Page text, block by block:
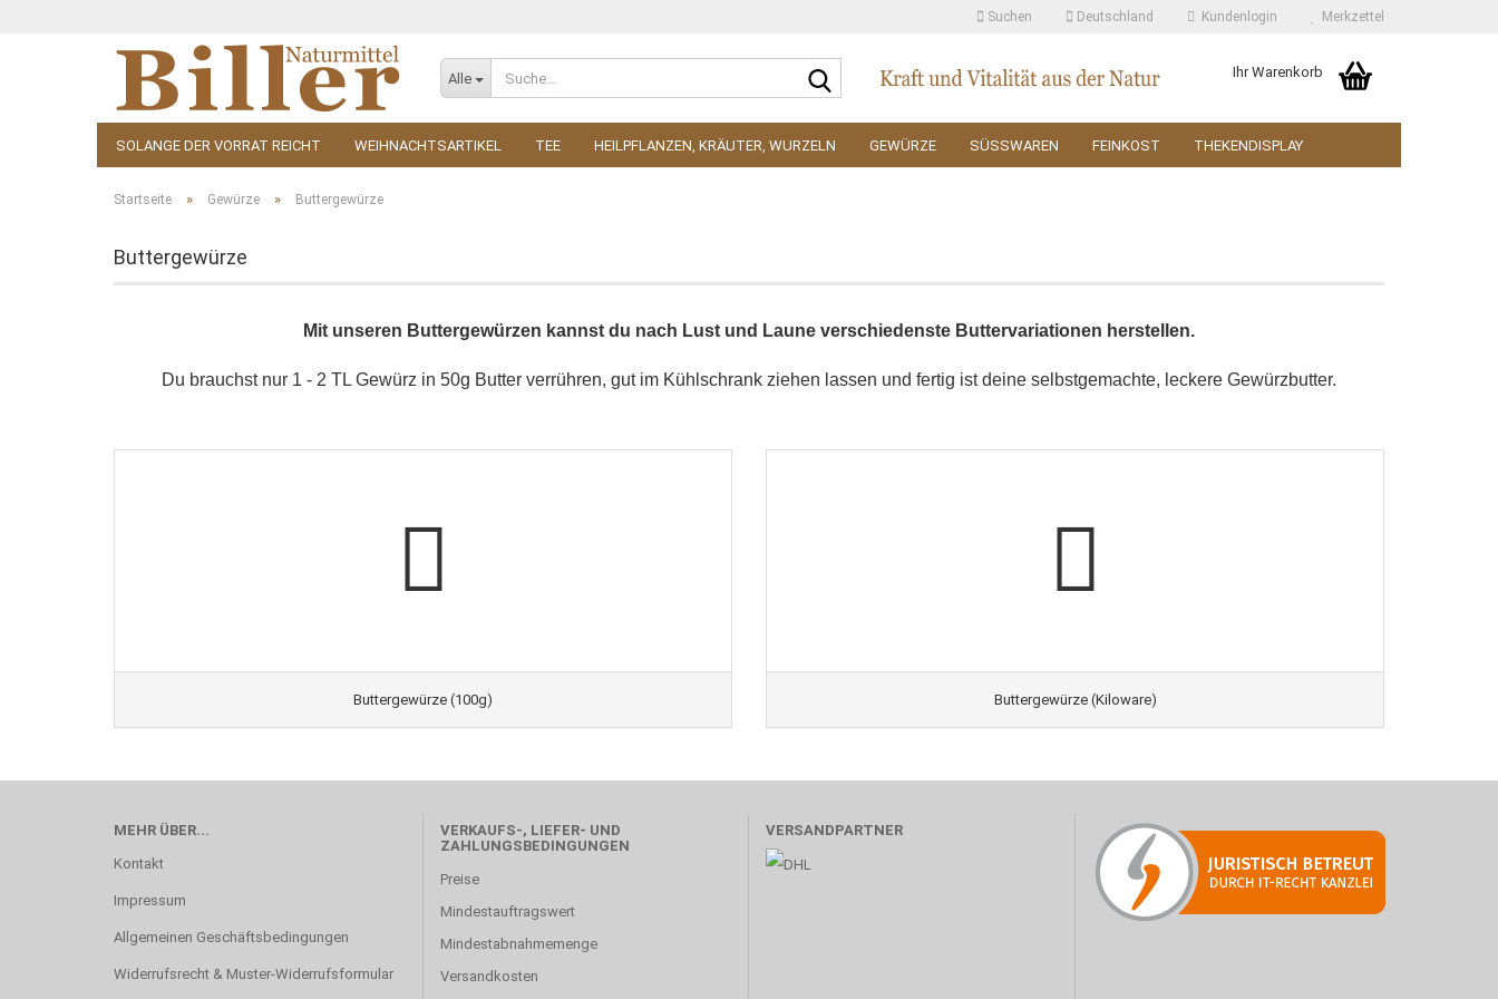
Suchen Deutschland Kundenlogin Merkzettel
Alle
Suche... Ihr Warenkorb
SOLANGE DER VORRAT REICHT WEIHNACHTSARTIKEL TEE HEILPFLANZEN, KRÄUTER, WURZELN GEWÜRZE SÜSSWAREN FEINKOST THEKENDISPLAY
KOSMETIK ZUBEHÖR
Startseite » Gewürze » Buttergewürze
Buttergewürze
Mit unseren Buttergewürzen kannst du nach Lust und Laune verschiedenste Buttervariationen herstellen.
Du brauchst nur 1 - 2 TL Gewürz in 50g Butter verrühren, gut im Kühlschrank ziehen lassen und fertig ist deine selbstgemachte, leckere Gewürzbutter.
Buttergewürze (100g) Buttergewürze (Kiloware)
MEHR ÜBER...
Kontakt
Impressum
Allgemeinen Geschäftsbedingungen
Widerrufsrecht & Muster-Widerrufsformular
VERKAUFS-, LIEFER- UND
ZAHLUNGSBEDINGUNGEN
Preise
Mindestauftragswert
Mindestabnahmemenge
Versandkosten
VERSANDPARTNER